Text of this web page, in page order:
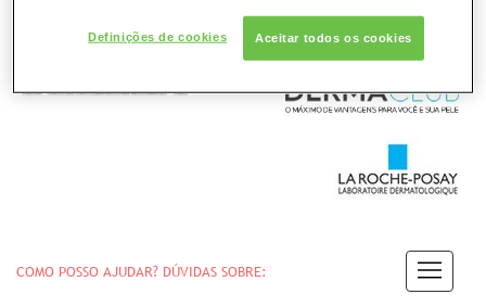
COMO POSSO AJUDAR? DÚVIDAS SOBRE:
Definições de cookies Aceitar todos os cookies